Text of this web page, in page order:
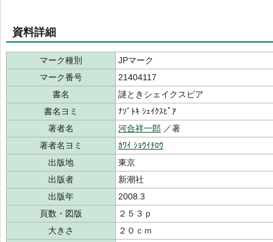
資料詳細
マーク種別
JPマーク
マーク番号
21404117
書名
謎ときシェイクスピア
書名ヨミ
ﾅｿﾞﾄｷ ｼｪｲｸｽﾋﾟｱ
著者名
河合祥一郎 ／著
著者名ヨミ
ｶﾜｲ ｼｮｳｲﾁﾛｳ
出版地
東京
出版者
新潮社
出版年
2008.3
頁数・図版
２５３ｐ
大きさ
２０ｃｍ